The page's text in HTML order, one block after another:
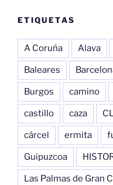
ETIQUETAS
A Coruña Alava
Baleares
Burgos camino
castillo caza
cárcel ermita
Guipuzcoa
Las Palmas de Gran